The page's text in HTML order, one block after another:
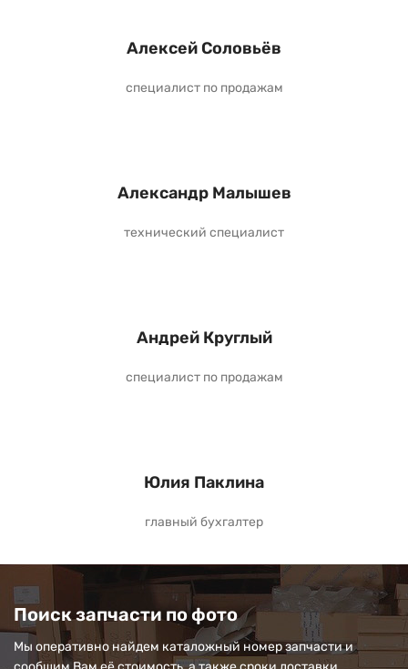
Алексей Соловьёв
специалист по продажам
Александр Малышев
технический специалист
Андрей Круглый
специалист по продажам
Юлия Паклина
главный бухгалтер
Поиск запчасти по фото
Мы оперативно найдем каталожный номер запчасти и